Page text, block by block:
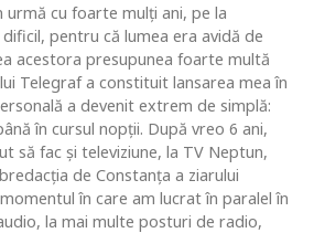
urmă cu foarte mulţi ani, pe la
pentru că lumea era avidă de
acestora presupunea foarte multă
Telegraf a constituit lansarea mea în
a devenit extrem de simplă:
în cursul nopţii. După vreo 6 ani,
să fac şi televiziune, la TV Neptun,
de Constanţa a ziarului
în care am lucrat în paralel în
la mai multe posturi de radio,